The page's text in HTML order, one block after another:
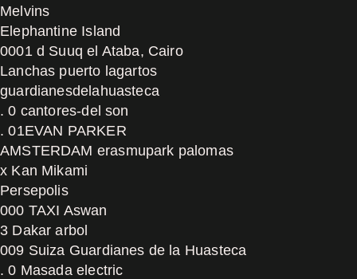
Melvins
Elephantine Island
0001 d Suuq el Ataba, Cairo
Lanchas puerto lagartos
guardianesdelahuasteca
. 0 cantores-del son
. 01EVAN PARKER
AMSTERDAM erasmupark palomas
x Kan Mikami
Persepolis
000 TAXI Aswan
3 Dakar arbol
009 Suiza Guardianes de la Huasteca
. 0 Masada electric